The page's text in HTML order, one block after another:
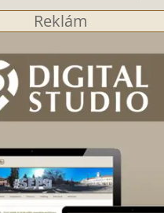
Reklám